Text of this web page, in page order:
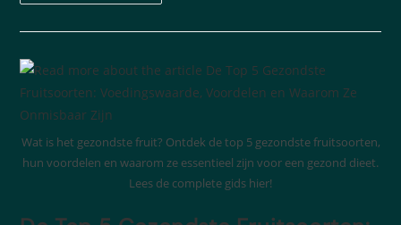
Wat is het gezondste fruit? Ontdek de top 5 gezondste fruitsoorten,
hun voordelen en waarom ze essentieel zijn voor een gezond dieet.
Lees de complete gids hier!